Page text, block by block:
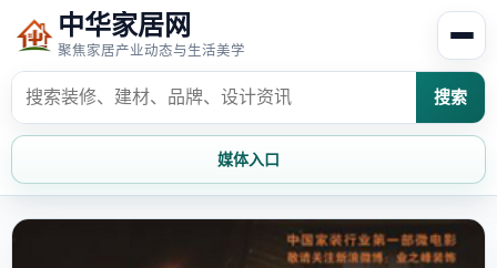
中华家居网
聚焦家居产业动态与生活美学
搜索
媒体入口
家居资讯